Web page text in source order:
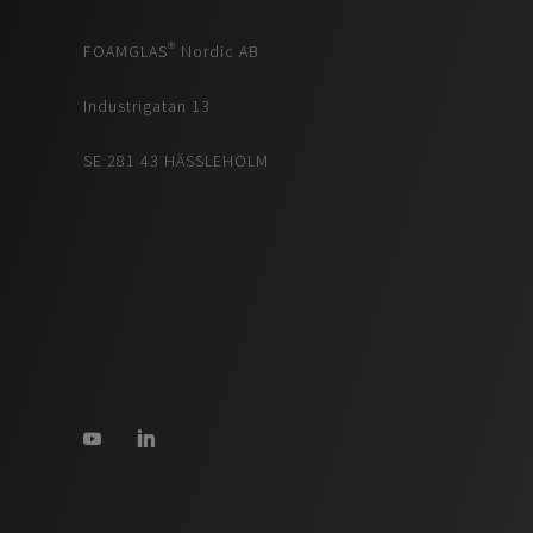
FOAMGLAS® Nordic AB
Industrigatan 13
SE 281 43 HÄSSLEHOLM